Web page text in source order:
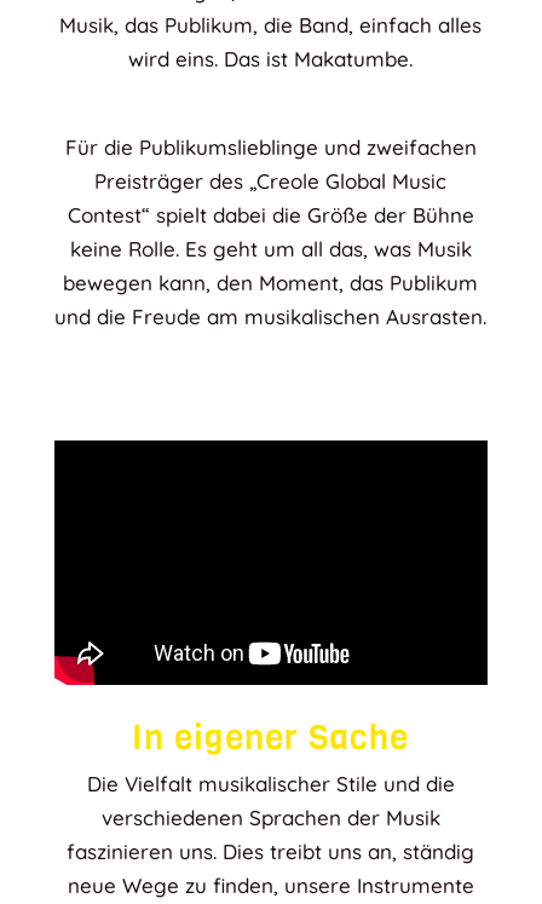
Musik, das Publikum, die Band, einfach alles
wird eins. Das ist Makatumbe.
Für die Publikumslieblinge und zweifachen
Preisträger des „Creole Global Music
Contest“ spielt dabei die Größe der Bühne
keine Rolle. Es geht um all das, was Musik
bewegen kann, den Moment, das Publikum
und die Freude am musikalischen Ausrasten.
In eigener Sache
Die Vielfalt musikalischer Stile und die
verschiedenen Sprachen der Musik
faszinieren uns. Dies treibt uns an, ständig
neue Wege zu finden, unsere Instrumente